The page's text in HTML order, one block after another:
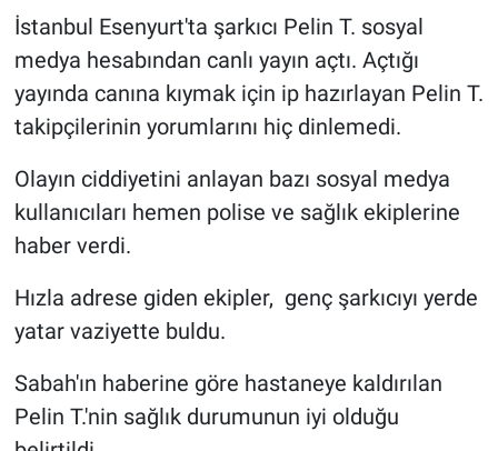
İstanbul Esenyurt'ta şarkıcı Pelin T. sosyal
medya hesabından canlı yayın açtı. Açtığı
yayında canına kıymak için ip hazırlayan Pelin T.
takipçilerinin yorumlarını hiç dinlemedi.
Olayın ciddiyetini anlayan bazı sosyal medya
kullanıcıları hemen polise ve sağlık ekiplerine
haber verdi.
Hızla adrese giden ekipler, genç şarkıcıyı yerde
yatar vaziyette buldu.
Sabah'ın haberine göre hastaneye kaldırılan
Pelin T.'nin sağlık durumunun iyi olduğu
Gündem Özel
Günün görüntüsü
Haber
İlan
Koronavirüs
Kültür Sanat